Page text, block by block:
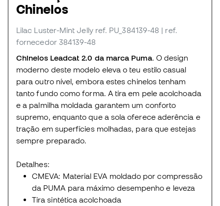
Chinelos
Lilac Luster-Mint Jelly ref. PU_384139-48 | ref.
fornecedor 384139-48
Chinelos Leadcat 2.0 da marca Puma . O design
moderno deste modelo eleva o teu estilo casual
para outro nível, embora estes chinelos tenham
tanto fundo como forma. A tira em pele acolchoada
e a palmilha moldada garantem um conforto
supremo, enquanto que a sola oferece aderência e
tração em superfícies molhadas, para que estejas
sempre preparado.
Detalhes:
CMEVA: Material EVA moldado por compressão
da PUMA para máximo desempenho e leveza
Tira sintética acolchoada